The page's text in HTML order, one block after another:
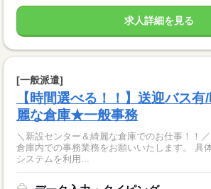
求人詳細を見る
[一般派遣]
【時間選べる！！】送迎バス
麗な倉庫★一般事務
＼新設センター＆綺麗な倉庫でのお仕事！！／ 大手飲料メーカーの
倉庫内での事務業務をお願いいたします。 具体的には・・・ ・専用
システムを利用...